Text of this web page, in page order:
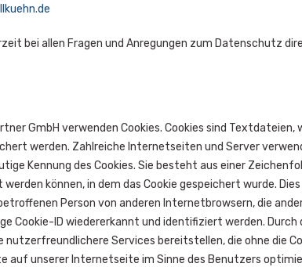
bei allen Fragen und Anregungen zum Datenschutz
GmbH verwenden Cookies. Cookies sind
werden. Zahlreiche Internetseiten und Server
Kennung des Cookies. Sie besteht aus einer
können, in dem das Cookie gespeichert wurde.
Person von anderen Internetbrowsern, die
Cookie-ID wiedererkannt und identifiziert werden.
Services bereitstellen, die ohne die
auf unserer Internetseite im Sinne des Benutzers